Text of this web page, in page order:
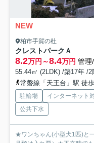
NEW
柏市手賀の杜
クレストパークＡ
8.2万円～8.4万円 管理
55.44㎡ (2LDK) /築17年 /2
常磐線「天王台」駅 徒
駐輪場 インターネット
公共下水
★ワンちゃん(小型犬1匹)と